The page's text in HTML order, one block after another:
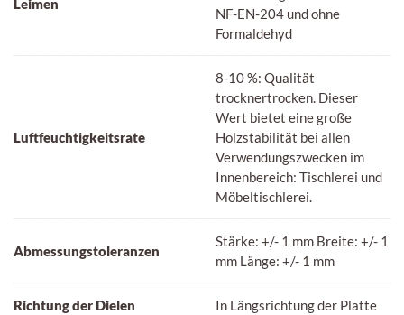
Leimen
NF-EN-204 und ohne
Formaldehyd
Luftfeuchtigkeitsrate
8-10 %: Qualität
trocknertrocken. Dieser
Wert bietet eine große
Holzstabilität bei allen
Verwendungszwecken im
Innenbereich: Tischlerei und
Möbeltischlerei.
Abmessungstoleranzen
Stärke: +/- 1 mm Breite: +/- 1
mm Länge: +/- 1 mm
Richtung der Dielen In Längsrichtung der Platte